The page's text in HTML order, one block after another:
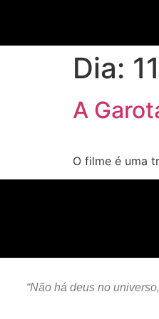
Dia:
A
O filme é uma
“Não há deus no